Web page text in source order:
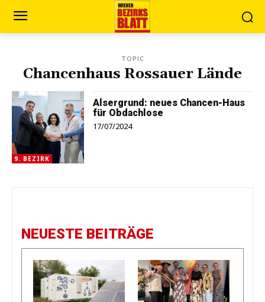
TOPIC
Chancenhaus Rossauer Lände
9. BEZIRK
Alsergrund: neues Chancen-Haus
für Obdachlose
17/07/2024
NEUESTE BEITRÄGE